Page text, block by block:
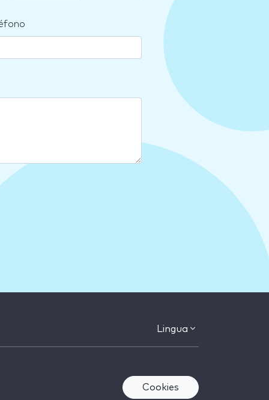
Lingua
Cookies